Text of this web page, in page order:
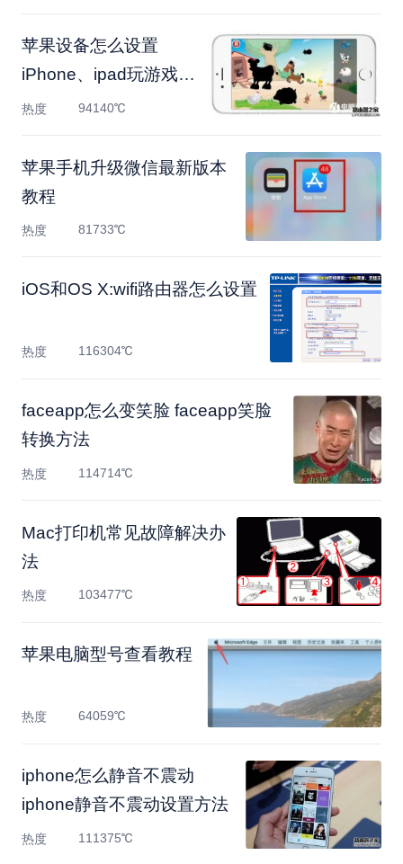
苹果设备怎么设置
iPhone、ipad玩游戏的
时间
热度 94140℃
苹果手机升级微信最新版本
教程
热度 81733℃
iOS和OS X:wifi路由器怎么设置
热度 116304℃
faceapp怎么变笑脸 faceapp笑脸
转换方法
热度 114714℃
Mac打印机常见故障解决办
法
热度 103477℃
苹果电脑型号查看教程
热度 64059℃
iphone怎么静音不震动
iphone静音不震动设置方法
热度 111375℃